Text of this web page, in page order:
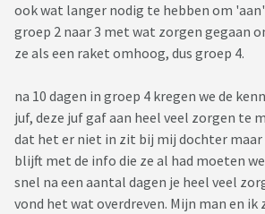
ook wat langer nodig te hebben om 'aan'
groep 2 naar 3 met wat zorgen gegaan
ze als een raket omhoog, dus groep 4.
na 10 dagen in groep 4 kregen we de
juf, deze juf gaf aan heel veel zorgen te
dat het er niet in zit bij mij dochter
blijft met de info die ze al had moeten
snel na een aantal dagen je heel veel
vond het wat overdreven. Mijn man en